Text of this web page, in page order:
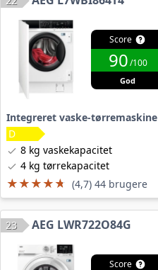
Score
90/100
God
Integreret vaske-tørremaskine
8 kg vaskekapacitet
4 kg tørrekapacitet
★★★★★
★★★★★ (4,7) 44 brugere
23 AEG LWR722O84G
Score